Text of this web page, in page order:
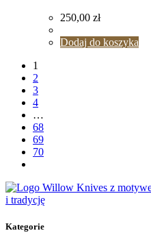
250,00 zł
Dodaj do koszyka
1
2
3
4
…
68
69
70
Kategorie